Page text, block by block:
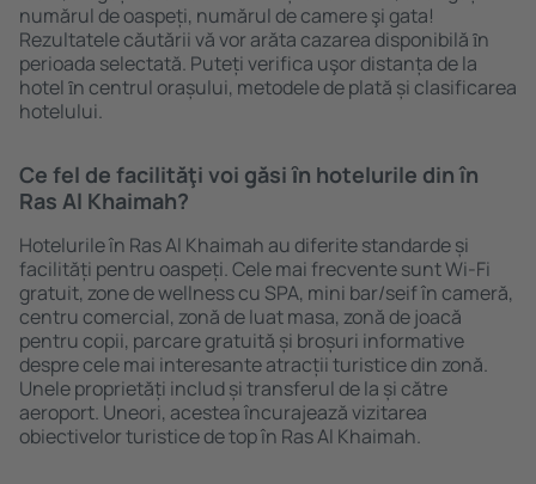
numărul de oaspeți, numărul de camere şi gata!
Rezultatele căutării vă vor arăta cazarea disponibilă ȋn
perioada selectată. Puteți verifica uşor distanța de la
hotel ȋn centrul orașului, metodele de plată și clasificarea
hotelului.
Ce fel de facilităţi voi găsi ȋn hotelurile din în
Ras Al Khaimah?
Hotelurile în Ras Al Khaimah au diferite standarde și
facilități pentru oaspeți. Cele mai frecvente sunt Wi-Fi
gratuit, zone de wellness cu SPA, mini bar/seif în cameră,
centru comercial, zonă de luat masa, zonă de joacă
pentru copii, parcare gratuită și broșuri informative
despre cele mai interesante atracții turistice din zonă.
Unele proprietăți includ și transferul de la și către
aeroport. Uneori, acestea încurajează vizitarea
obiectivelor turistice de top în Ras Al Khaimah.